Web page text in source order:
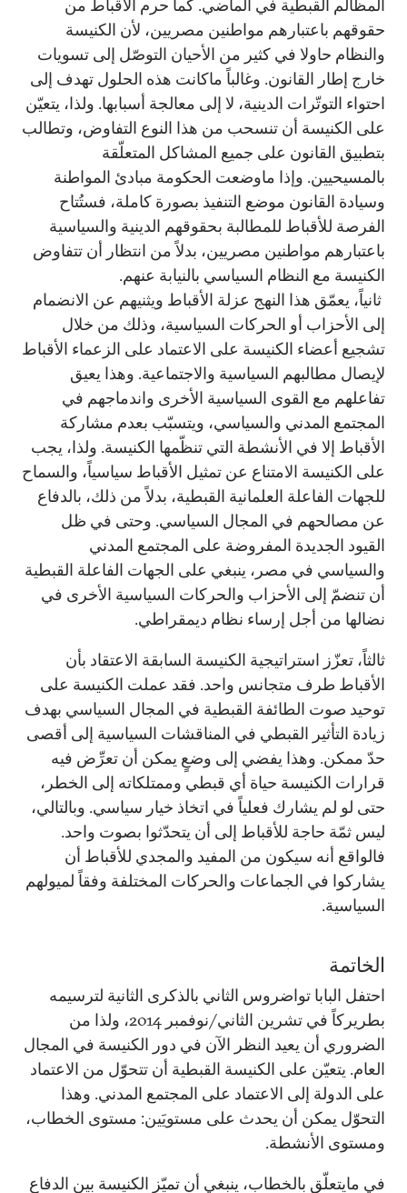
المظالم القبطية في الماضي. كما حرم الأقباط من
حقوقهم باعتبارهم مواطنين مصريين، لأن الكنيسة
والنظام حاولا في كثير من الأحيان التوصّل إلى تسويات
خارج إطار القانون. وغالباً ماكانت هذه الحلول تهدف إلى
احتواء التوتّرات الدينية، لا إلى معالجة أسبابها. ولذا، يتعيّن
على الكنيسة أن تنسحب من هذا النوع التفاوض، وتطالب
بتطبيق القانون على جميع المشاكل المتعلّقة
بالمسيحيين. وإذا ماوضعت الحكومة مبادئ المواطنة
وسيادة القانون موضع التنفيذ بصورة كاملة، فستُتاح
الفرصة للأقباط للمطالبة بحقوقهم الدينية والسياسية
باعتبارهم مواطنين مصريين، بدلاً من انتظار أن تتفاوض
الكنيسة مع النظام السياسي بالنيابة عنهم.
ثانياً، يعمّق هذا النهج عزلة الأقباط ويثنيهم عن الانضمام
إلى الأحزاب أو الحركات السياسية، وذلك من خلال
تشجيع أعضاء الكنيسة على الاعتماد على الزعماء الأقباط
لإيصال مطالبهم السياسية والاجتماعية. وهذا يعيق
تفاعلهم مع القوى السياسية الأخرى واندماجهم في
المجتمع المدني والسياسي، ويتسبّب بعدم مشاركة
الأقباط إلا في الأنشطة التي تنظّمها الكنيسة. ولذا، يجب
على الكنيسة الامتناع عن تمثيل الأقباط سياسياً، والسماح
للجهات الفاعلة العلمانية القبطية، بدلاً من ذلك، بالدفاع
عن مصالحهم في المجال السياسي. وحتى في ظل
القيود الجديدة المفروضة على المجتمع المدني
والسياسي في مصر، ينبغي على الجهات الفاعلة القبطية
أن تنضمّ إلى الأحزاب والحركات السياسية الأخرى في
نضالها من أجل إرساء نظام ديمقراطي.
ثالثاً، تعزّز استراتيجية الكنيسة السابقة الاعتقاد بأن
الأقباط طرف متجانس واحد. فقد عملت الكنيسة على
توحيد صوت الطائفة القبطية في المجال السياسي بهدف
زيادة التأثير القبطي في المناقشات السياسية إلى أقصى
حدّ ممكن. وهذا يفضي إلى وضعٍ يمكن أن تعرِّض فيه
قرارات الكنيسة حياة أي قبطي وممتلكاته إلى الخطر،
حتى لو لم يشارك فعلياً في اتخاذ خيار سياسي. وبالتالي،
ليس ثمّة حاجة للأقباط إلى أن يتحدّثوا بصوت واحد.
فالواقع أنه سيكون من المفيد والمجدي للأقباط أن
يشاركوا في الجماعات والحركات المختلفة وفقاً لميولهم
السياسية.
الخاتمة
احتفل البابا تواضروس الثاني بالذكرى الثانية لترسيمه
بطريركاً في تشرين الثاني/نوفمبر 2014، ولذا من
الضروري أن يعيد النظر الآن في دور الكنيسة في المجال
العام. يتعيّن على الكنيسة القبطية أن تتحوّل من الاعتماد
على الدولة إلى الاعتماد على المجتمع المدني. وهذا
التحوّل يمكن أن يحدث على مستويَين: مستوى الخطاب،
ومستوى الأنشطة.
في مايتعلّق بالخطاب، ينبغي أن تميّز الكنيسة بين الدفاع